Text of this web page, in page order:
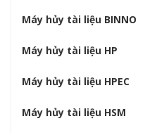
Máy hủy tài liệu BINNO
Máy hủy tài liệu HP
Máy hủy tài liệu HPEC
Máy hủy tài liệu HSM